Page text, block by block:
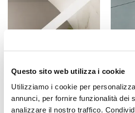
Questo sito web utilizza i cookie
Utilizziamo i cookie per
annunci, per fornire funzionalità dei
analizzare il nostro traffico.
Materiale Maniglie E Pomelli
Metallo
Kit Fissaggio A Muro
Incluso
Colore
Bianco
CODICE:FLT-3B
Lampada applique LED 30
cm in alluminio bianco -
nero